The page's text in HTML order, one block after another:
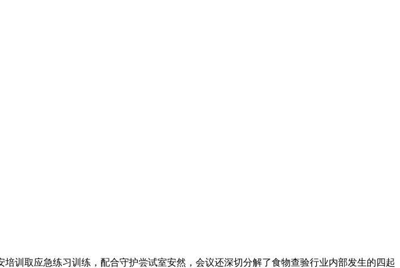
取应急练习训练，配合守护尝试室安然，会议还深切分解了食物查验行业内部发生的四起